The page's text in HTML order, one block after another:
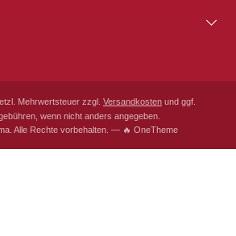
Mehrwertsteuer zzgl. Versandkosten und ggf.
wenn nicht anders angegeben.
Alle Rechte vorbehalten. — 🔥 OneTheme